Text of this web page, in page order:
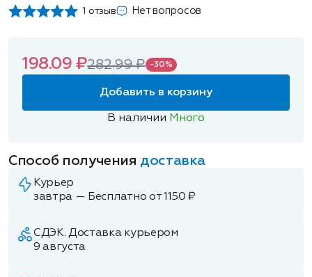
1 отзыв Нет вопросов
198.09 ₽282.99 ₽ -30%
Добавить в корзину
В наличии Много
Способ получения доставка
Курьер
завтра — Бесплатно от 1150 ₽
СДЭК. Доставка курьером
9 августа